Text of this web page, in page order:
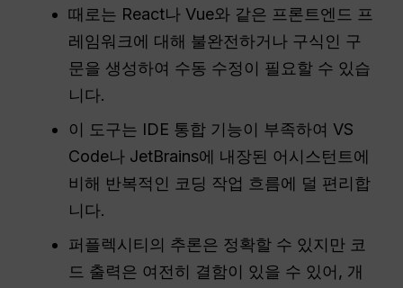
때로는 React나 Vue와 같은 프론트엔드 프
레임워크에 대해 불완전하거나 구식인 구
문을 생성하여 수동 수정이 필요할 수 있습
니다.
이 도구는 IDE 통합 기능이 부족하여 VS
Code나 JetBrains에 내장된 어시스턴트에
비해 반복적인 코딩 작업 흐름에 덜 편리합
니다.
퍼플렉시티의 추론은 정확할 수 있지만 코
드 출력은 여전히 결함이 있을 수 있어, 개